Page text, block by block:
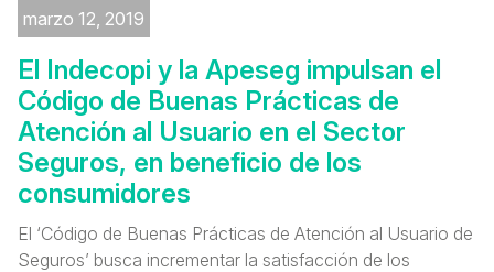
marzo 12, 2019
El Indecopi y la Apeseg impulsan el
Código de Buenas Prácticas de
Atención al Usuario en el Sector
Seguros, en beneficio de los
consumidores
El ‘Código de Buenas Prácticas de Atención al Usuario de
Seguros’ busca incrementar la satisfacción de los